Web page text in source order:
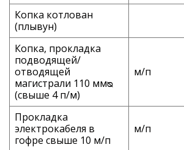
Копка котлован
(плывун)
Копка, прокладка
подводящей/
отводящей
магистрали 110 ммᴓ
(свыше 4 п/м)
м/п
Прокладка
электрокабеля в
гофре свыше 10 м/п
м/п